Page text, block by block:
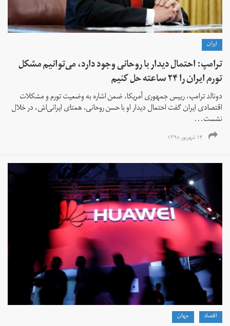
ايران
ترامپ: احتمال دیدار با روحانی وجود دارد، می‌توانیم مشکل
تورم ایران را ۲۴ ساعته حل کنیم
دونالد ترامپ، رییس جمهوری آمریکا، ضمن اشاره به وضعیت تورم و مشکلات
اقتصادی ایران گفت احتمال دیدار او با حسن روحانی، همتای ایرانی‌‌اش، در خلال
نشست...
۱۴ شهریور ۱۳۹۸
اقتصاد جهان